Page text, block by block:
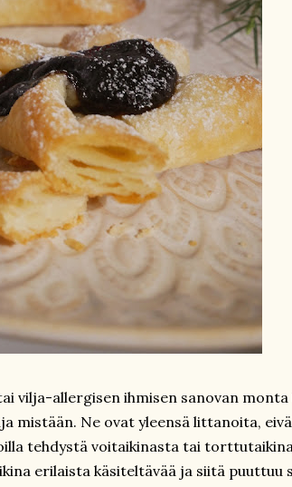
vilja-allergisen ihmisen sanovan
mistään. Ne ovat yleensä littanoita,
tehdystä voitaikinasta tai
erilaista käsiteltävää ja siitä puuttuu